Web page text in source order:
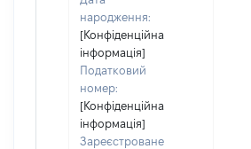
народження:
[Конфіденційна
інформація]
Податковий
номер:
[Конфіденційна
інформація]
Зареєстроване